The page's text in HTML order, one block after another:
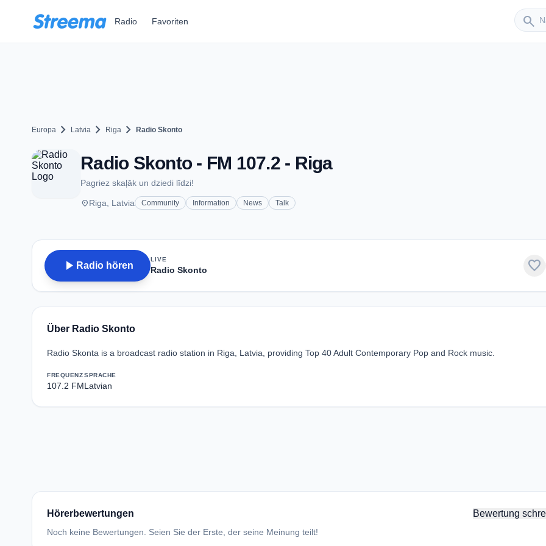
Radio Favoriten search
Europa chevron_right Latvia chevron_right Riga chevron_right Radio Skonto
Radio Skonto - FM 107.2 - Riga
Pagriez skaļāk un dziedi līdzi!
placeRiga, Latvia Community Information News Talk
play_arrow Radio hören
LIVE
Radio Skonto favorite
Über Radio Skonto
Radio Skonta is a broadcast radio station in Riga, Latvia, providing Top 40 Adult Contemporary Pop and Rock music.
FREQUENZ
107.2 FM
SPRACHE
Latvian
Hörerbewertungen Bewertung
Noch keine Bewertungen. Seien Sie der Erste, der seine Meinung teilt!